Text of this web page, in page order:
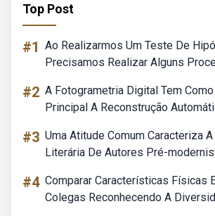
Top Post
#1 Ao Realizarmos Um Teste De
Precisamos Realizar Alguns
#2 A Fotogrametria Digital Tem
Principal A Reconstrução
#3 Uma Atitude Comum Caracteriza
Literária De Autores Pré-
#4 Comparar Características Físicas
Colegas Reconhecendo A